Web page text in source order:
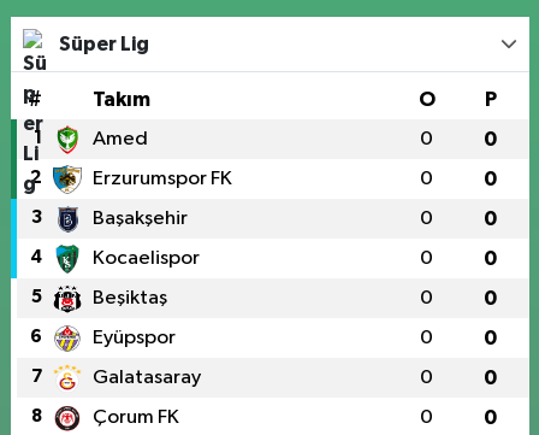
Süper Lig
# Takım O P
1 Amed 0 0
2 Erzurumspor FK 0 0
3 Başakşehir 0 0
4 Kocaelispor 0 0
5 Beşiktaş 0 0
6 Eyüpspor 0 0
7 Galatasaray 0 0
8 Çorum FK 0 0